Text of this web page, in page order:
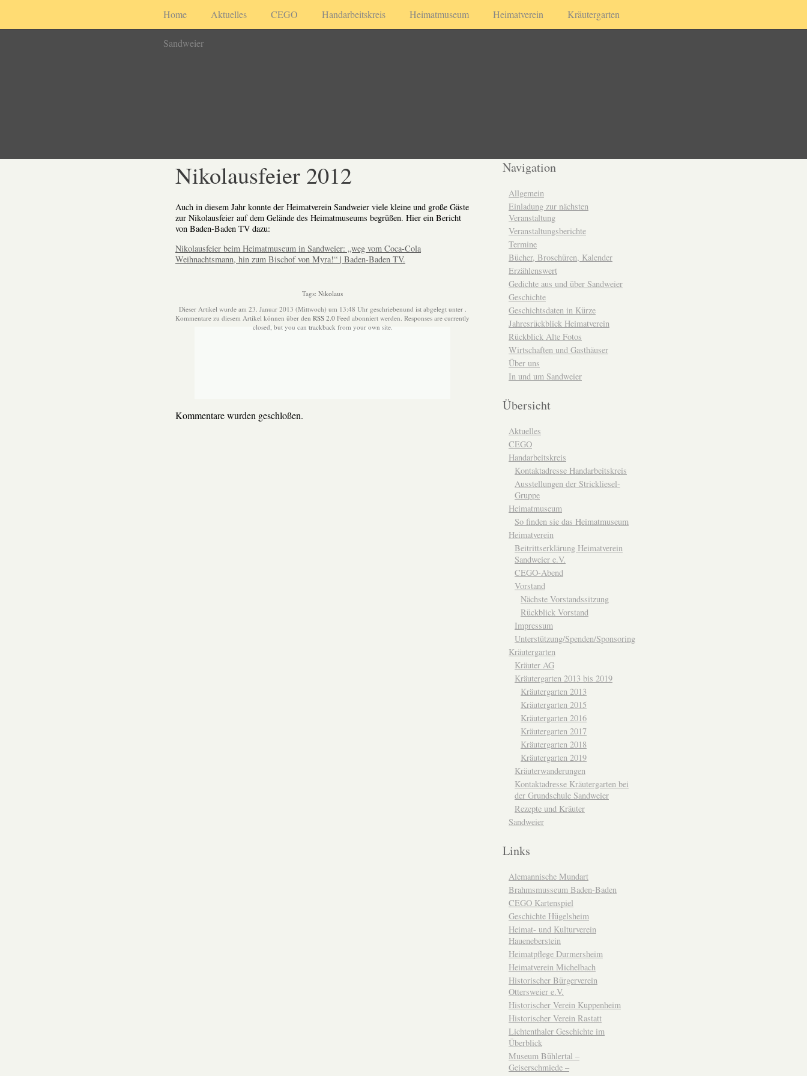
Home Aktuelles CEGO Handarbeitskreis Heimatmuseum Heimatverein Kräutergarten
Sandweier
Nikolausfeier 2012
Auch in diesem Jahr konnte der Heimatverein Sandweier viele kleine und große Gäste
zur Nikolausfeier auf dem Gelände des Heimatmuseums begrüßen. Hier ein Bericht
von Baden-Baden TV dazu:
Nikolausfeier beim Heimatmuseum in Sandweier: „weg vom Coca-Cola
Weihnachtsmann, hin zum Bischof von Myra!“ | Baden-Baden TV.
Tags: Nikolaus
Dieser Artikel wurde am 23. Januar 2013 (Mittwoch) um 13:48 Uhr geschriebenund ist abgelegt unter .
Kommentare zu diesem Artikel können über den RSS 2.0 Feed abonniert werden. Responses are currently
closed, but you can trackback from your own site.
Kommentare wurden geschloßen.
Navigation
Allgemein
Einladung zur nächsten
Veranstaltung
Veranstaltungsberichte
Termine
Bücher, Broschüren, Kalender
Erzählenswert
Gedichte aus und über Sandweier
Geschichte
Geschichtsdaten in Kürze
Jahresrückblick Heimatverein
Rückblick Alte Fotos
Wirtschaften und Gasthäuser
Über uns
In und um Sandweier
Übersicht
Aktuelles
CEGO
Handarbeitskreis
Kontaktadresse Handarbeitskreis
Ausstellungen der Strickliesel-
Gruppe
Heimatmuseum
So finden sie das Heimatmuseum
Heimatverein
Beitrittserklärung Heimatverein
Sandweier e.V.
CEGO-Abend
Vorstand
Nächste Vorstandssitzung
Rückblick Vorstand
Impressum
Unterstützung/Spenden/Sponsoring
Kräutergarten
Kräuter AG
Kräutergarten 2013 bis 2019
Kräutergarten 2013
Kräutergarten 2015
Kräutergarten 2016
Kräutergarten 2017
Kräutergarten 2018
Kräutergarten 2019
Kräuterwanderungen
Kontaktadresse Kräutergarten bei
der Grundschule Sandweier
Rezepte und Kräuter
Sandweier
Links
Alemannische Mundart
Brahmsmusseum Baden-Baden
CEGO Kartenspiel
Geschichte Hügelsheim
Heimat- und Kulturverein
Haueneberstein
Heimatpflege Durmersheim
Heimatverein Michelbach
Historischer Bürgerverein
Ottersweier e.V.
Historischer Verein Kuppenheim
Historischer Verein Rastatt
Lichtenthaler Geschichte im
Überblick
Museum Bühlertal –
Geiserschmiede –